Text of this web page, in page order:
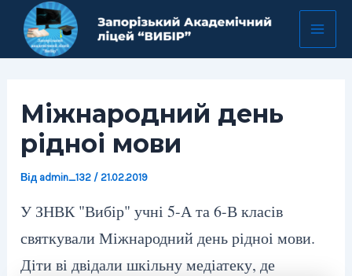
Перейти
вмісту
Міжнародний день
рідноі мови
Від admin_132 /21.02.2019
У ЗНВК "Вибір" учні 5-А та 6-В класів
святкували Міжнародний день рідноі мови.
Діти відвідали шкільну медіатеку, де
Навігація
запису